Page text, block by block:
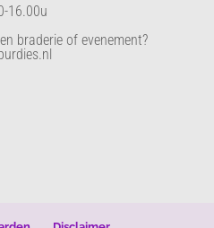
16.00u
braderie of evenement?